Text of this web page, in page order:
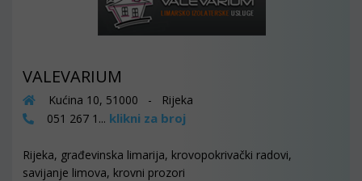
VALEVARIUM
Kućina 10, 51000 - Rijeka
051 267 1... klikni za broj
Rijeka, građevinska limarija, krovopokrivački radovi,
savijanje limova, krovni prozori